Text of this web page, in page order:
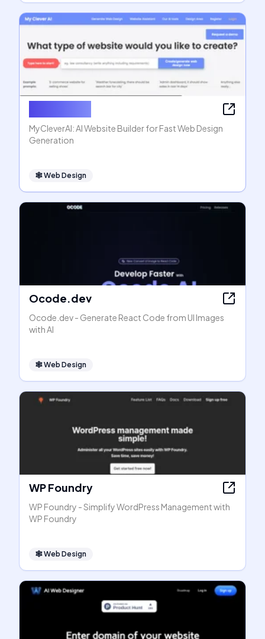
MyCleverAI: AI Website Builder for Fast Web Design
Generation
🕸Web Design
Ocode.dev
Ocode.dev - Generate React Code from UI Images
with AI
🕸Web Design
WP Foundry
WP Foundry - Simplify WordPress Management with
WP Foundry
🕸Web Design